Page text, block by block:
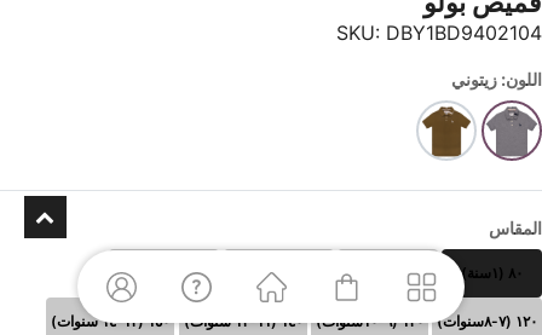
SKU: DBY1BD9402104
اللون: زيتوني
المقاس
٨٠ (١سنة) ٩٠(٢ سنوات) ١١٠ (٥-٦سنوات)
١٢٠ (٧-٨سنوات) ١٣٠ (٩-١٠سنوات) ١٤٠ (١١-١٢ سنوات) ١٥٠ (١٣-١٤ سنوات)